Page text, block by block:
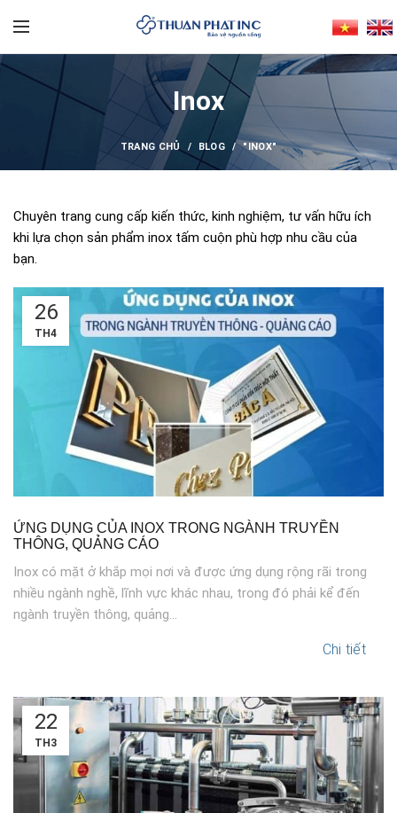
Inox
TRANG CHỦ BLOG "INOX"
Chuyên trang cung cấp kiến thức, kinh nghiệm, tư vấn hữu ích
khi lựa chọn sản phẩm inox tấm cuộn phù hợp nhu cầu của
bạn.
26
TH4
ỨNG DỤNG CỦA INOX TRONG NGÀNH TRUYỀN
THÔNG, QUẢNG CÁO
Inox có mặt ở khắp mọi nơi và được ứng dụng rộng rãi trong
nhiều ngành nghề, lĩnh vực khác nhau, trong đó phải kể đến
ngành truyền thông, quảng...
Chi tiết
22
TH3